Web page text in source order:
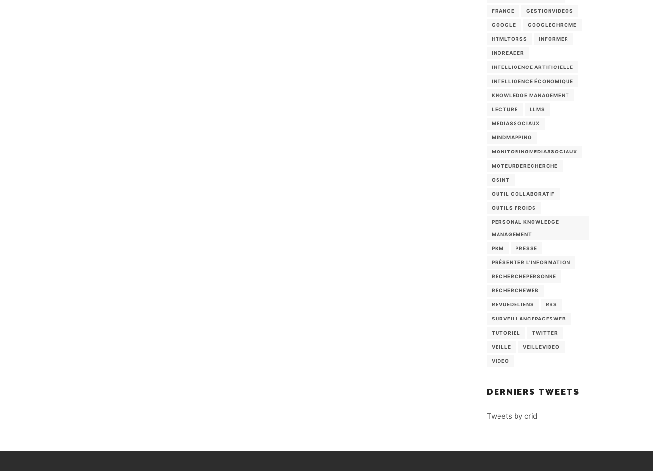
FRANCE GESTIONVIDEOS
GOOGLE GOOGLECHROME
HTMLTORSS INFORMER
INOREADER
INTELLIGENCE ARTIFICIELLE
INTELLIGENCE ÉCONOMIQUE
KNOWLEDGE MANAGEMENT
LECTURE LLMS
MEDIASSOCIAUX
MINDMAPPING
MONITORINGMEDIASSOCIAUX
MOTEURDERECHERCHE
OSINT
OUTIL COLLABORATIF
OUTILS FROIDS
PERSONAL KNOWLEDGE
MANAGEMENT
PKM PRESSE
PRÉSENTER L'INFORMATION
RECHERCHEPERSONNE
RECHERCHEWEB
REVUEDELIENS RSS
SURVEILLANCEPAGESWEB
TUTORIEL TWITTER
VEILLE VEILLEVIDEO
VIDEO
DERNIERS TWEETS
Tweets by crid